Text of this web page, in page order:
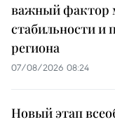
важный фактор
стабильности и
региона
07/08/2026 08:24
Новый этап